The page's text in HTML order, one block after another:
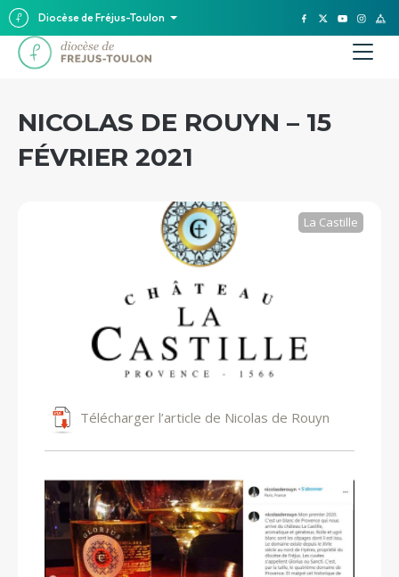
Diocèse de Fréjus-Toulon
NICOLAS DE ROUYN – 15
FÉVRIER 2021
La Castille
Télécharger l’article de Nicolas de Rouyn